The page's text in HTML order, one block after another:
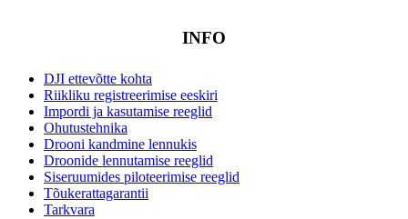
INFO
DJI ettevõtte kohta
Riikliku registreerimise eeskiri
Impordi ja kasutamise reeglid
Ohutustehnika
Drooni kandmine lennukis
Droonide lennutamise reeglid
Siseruumides piloteerimise reeglid
Tõukerattagarantii
Tarkvara